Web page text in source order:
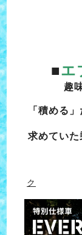
■エ
趣
「積める
求めてい
ク